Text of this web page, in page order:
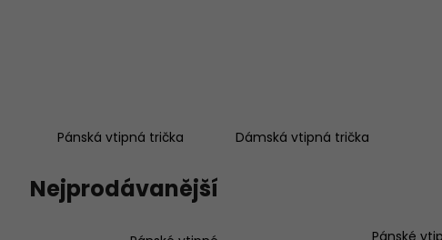
Pánská vtipná trička Dámská vtipná trička
Nejprodávanější
TRIČKO